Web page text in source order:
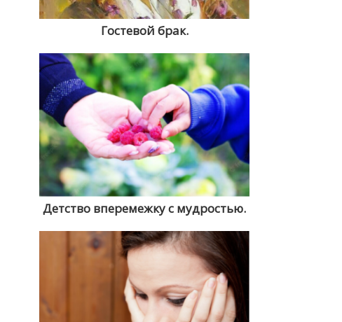
Гостевой брак.
Детство вперемежку с мудростью.